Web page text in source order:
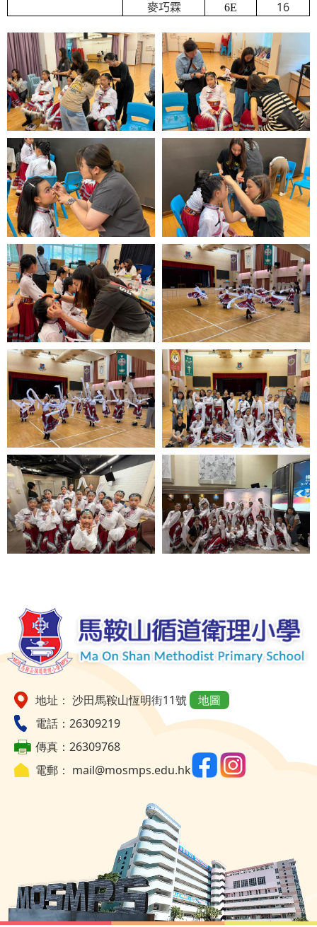
麥巧霖 6E 16
地址： 沙田馬鞍山恆明街11號
地圖
電話：26309219
傳真：26309768
電郵： mail@mosmps.edu.hk